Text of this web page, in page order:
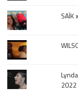
de
la
sortie
SAÏK
2022